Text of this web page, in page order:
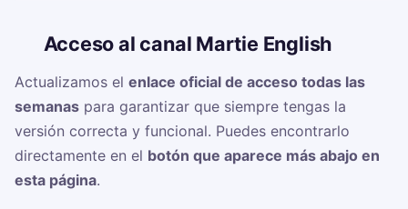
Acceso al canal Martie English
Actualizamos el enlace oficial de acceso todas las
semanas para garantizar que siempre tengas la
versión correcta y funcional. Puedes encontrarlo
directamente en el botón que aparece más abajo en
esta página.